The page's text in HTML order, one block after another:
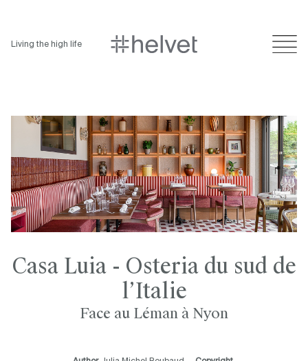
Living the high life
Casa Luia - Osteria du sud de
l’Italie
Face au Léman à Nyon